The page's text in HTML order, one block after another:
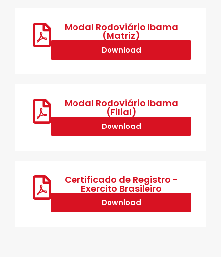
Modal Rodoviário Ibama
(Matriz)
Download
Modal Rodoviário Ibama
(Filial)
Download
Certificado de Registro -
Exercito Brasileiro
Download